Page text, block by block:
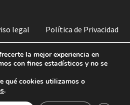
legal
Política de Privacidad
Derechos de imagen Cookies
PADEL | TODOS LOS DERECHOS
| DISEÑO DEGUIA33 SL|
la mejor experiencia en
con fines estadísticos y no se
qué cookies utilizamos o
.